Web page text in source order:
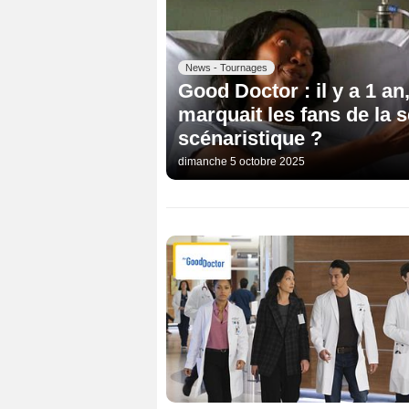
News - Tournages
Good Doctor : il y a 1
marquait les fans de la
scénaristique ?
dimanche 5 octobre 2025